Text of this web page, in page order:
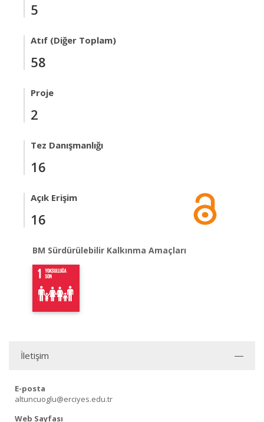
5
Atıf (Diğer Toplam)
58
Proje
2
Tez Danışmanlığı
16
Açık Erişim
16
BM Sürdürülebilir Kalkınma Amaçları
İletişim
E-posta
altuncuoglu@erciyes.edu.tr
Web Sayfası